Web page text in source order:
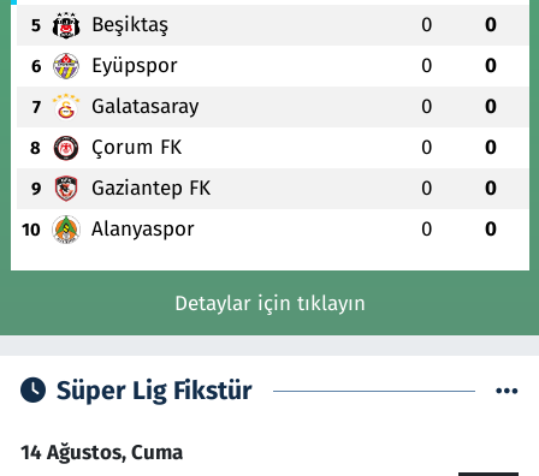
5 Beşiktaş 0 0
6 Eyüpspor 0 0
7 Galatasaray 0 0
8 Çorum FK 0 0
9 Gaziantep FK 0 0
10 Alanyaspor 0 0
Detaylar için tıklayın
Süper Lig Fikstür
14 Ağustos, Cuma